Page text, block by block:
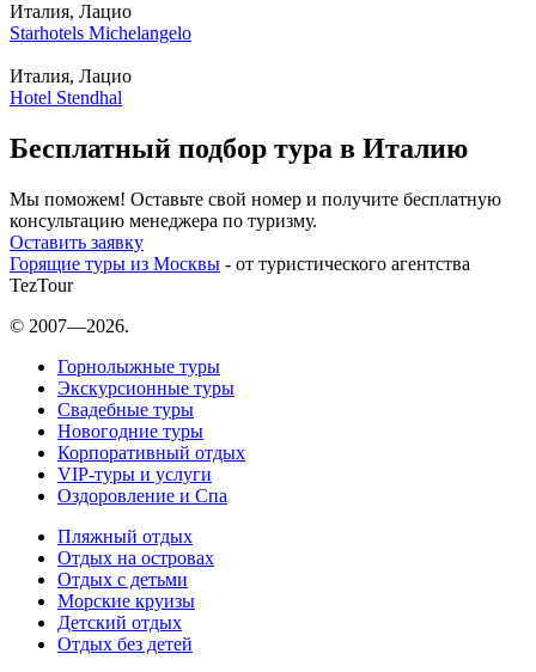
Италия, Лацио
Starhotels Michelangelo
Италия, Лацио
Hotel Stendhal
Бесплатный подбор тура в Италию
Мы поможем! Оставьте свой номер и получите бесплатную
консультацию менеджера по туризму.
Оставить заявку
Горящие туры из Москвы - от туристического агентства
TezTour
© 2007—2026.
Горнолыжные туры
Экскурсионные туры
Свадебные туры
Новогодние туры
Корпоративный отдых
VIP-туры и услуги
Оздоровление и Спа
Пляжный отдых
Отдых на островах
Отдых с детьми
Морские круизы
Детский отдых
Отдых без детей